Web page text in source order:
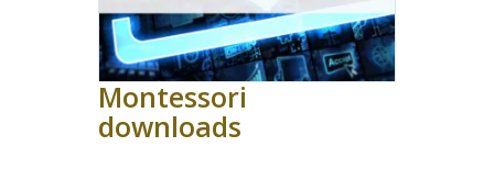
Montessori
downloads